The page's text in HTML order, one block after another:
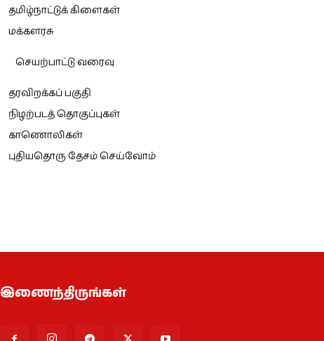
தமிழ்நாட்டுக் கிளைகள்
மக்களரசு
செயற்பாட்டு வரைவு
தரவிறக்கப் பகுதி
நிழற்படத் தொகுப்புகள்
காணொலிகள்
புதியதொரு தேசம் செய்வோம்
இணைந்திருங்கள்